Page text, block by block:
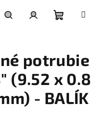
košík
potrubie
(9.52 x 0.8
- BALÍK